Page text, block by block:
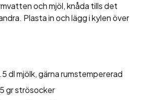
och mjöl, knåda tills det
Plasta in och lägg i kylen över
dl mjölk, gärna rumstempererad
gr strösocker